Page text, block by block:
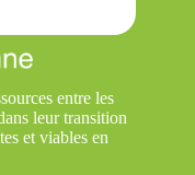
entre les
leur transition
et viables en